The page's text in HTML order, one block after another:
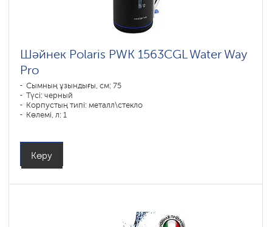
Шәйнек Polaris PWK 1563CGL Water Way
Pro
Сымның ұзындығы, см: 75
Түсі: черный
Корпустың типі: металл\стекло
Көлемі, л: 1
Көру